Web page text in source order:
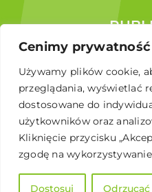
Cenimy
Używamy plików cookie,
przeglądania, wyświetlać
dostosowane do
użytkowników oraz
Kliknięcie przycisku
zgodę na
Dostosuj Odrzucać
Raporty
Broszura edukacyjna